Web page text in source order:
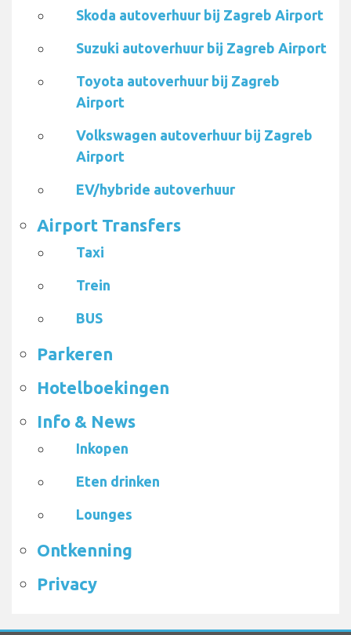
Skoda autoverhuur bij Zagreb Airport
Suzuki autoverhuur bij Zagreb Airport
Toyota autoverhuur bij Zagreb
Airport
Volkswagen autoverhuur bij Zagreb
Airport
EV/hybride autoverhuur
Airport Transfers
Taxi
Trein
BUS
Parkeren
Hotelboekingen
Info & News
Inkopen
Eten drinken
Lounges
Ontkenning
Privacy